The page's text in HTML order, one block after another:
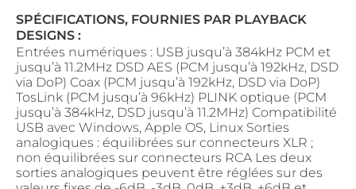
SPÉCIFICATIONS, FOURNIES PAR PLAYBACK
DESIGNS :
Entrées numériques : USB jusqu’à 384kHz PCM et
jusqu’à 11.2MHz DSD AES (PCM jusqu’à 192kHz, DSD
via DoP) Coax (PCM jusqu’à 192kHz, DSD via DoP)
TosLink (PCM jusqu’à 96kHz) PLINK optique (PCM
jusqu’à 384kHz, DSD jusqu’à 11.2MHz) Compatibilité
USB avec Windows, Apple OS, Linux Sorties
analogiques : équilibrées sur connecteurs XLR ;
non équilibrées sur connecteurs RCA Les deux
sorties analogiques peuvent être réglées sur des